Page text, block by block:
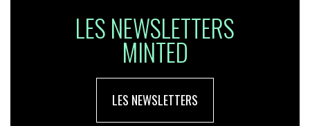
LES NEWSLETTERS
MINTED
LES NEWSLETTERS